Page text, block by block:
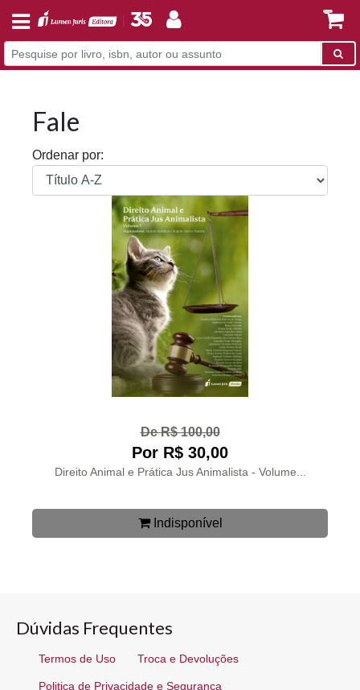
Fale
Ordenar por:
De R$ 100,00
Por R$ 30,00
Direito Animal e Prática Jus Animalista - Volume...
Indisponível
Dúvidas Frequentes
Termos de Uso Troca e Devoluções
Politica de Privacidade e Segurança